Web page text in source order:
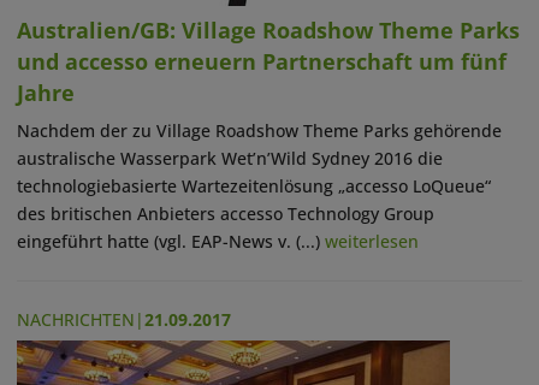
Australien/GB: Village Roadshow Theme Parks
und accesso erneuern Partnerschaft um fünf
Jahre
Nachdem der zu Village Roadshow Theme Parks gehörende
australische Wasserpark Wet’n’Wild Sydney 2016 die
technologiebasierte Wartezeitenlösung „accesso LoQueue“
des britischen Anbieters accesso Technology Group
eingeführt hatte (vgl. EAP-News v. (...) weiterlesen
NACHRICHTEN |21.09.2017